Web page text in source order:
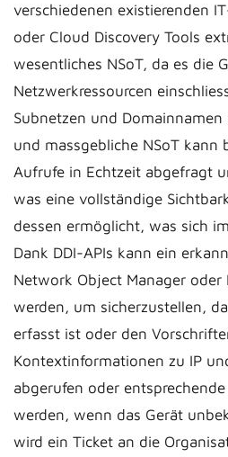
verschiedenen existierenden
oder Cloud Discovery Tools
wesentliches NSoT, da es die
Netzwerkressourcen
Subnetzen und
und massgebliche NSoT kann
Aufrufe in Echtzeit abgefragt
was eine vollständige
dessen ermöglicht, was sich
Dank DDI-APIs kann ein
Network Object Manager oder
werden, um sicherzustellen,
erfasst ist oder den
Kontextinformationen zu IP
abgerufen oder
werden, wenn das Gerät
wird ein Ticket an die